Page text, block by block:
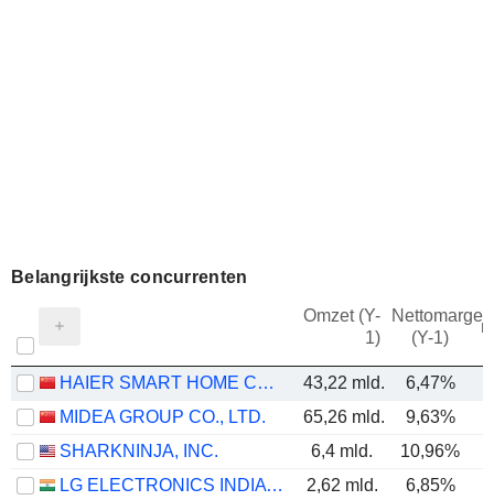
Belangrijkste concurrenten
Omzet (Y-
1)
Nettomarge
(Y-1)
HAIER SMART HOME CO., LTD. 43,22 mld. 6,47%
MIDEA GROUP CO., LTD.
65,26 mld. 9,63%
SHARKNINJA, INC.
6,4 mld. 10,96%
LG ELECTRONICS INDIA LIMITED
2,62 mld. 6,85%